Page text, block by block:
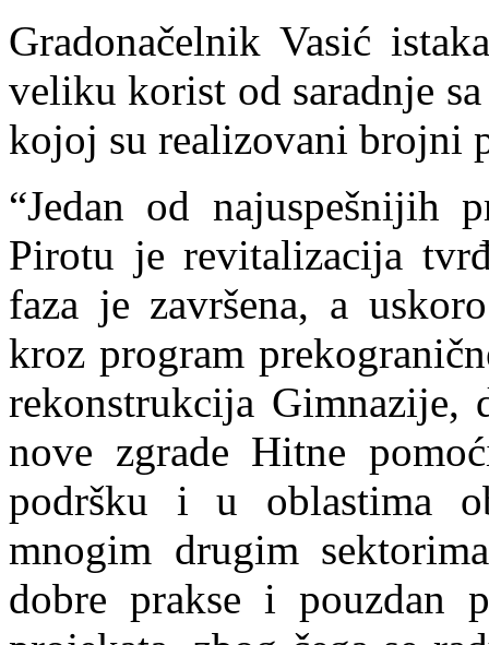
Gradonačelnik Vasić
veliku korist od saradnje
kojoj su realizovani brojni
“Jedan od najuspešnijih
Pirotu je revitalizacija
faza je završena, a
kroz program
rekonstrukcija Gimnazije,
nove zgrade Hitne
podršku i u oblastima
mnogim drugim
dobre prakse i pouzdan